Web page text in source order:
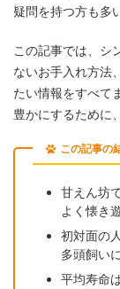
疑問を持つ方も多
この記事では、シ
ないお手入れ方法
たい情報をすべて
豊かにするために
この記事の
甘えん坊
よく懐き
初対面の
多頭飼い
平均寿命